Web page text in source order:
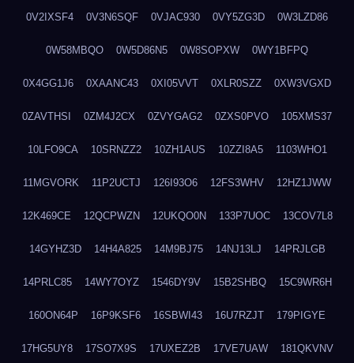
0V2IXSF4 0V3N6SQF 0VJAC930 0VY5ZG3D 0W3LZD86
0W58MBQO 0W5D86N5 0W8SOPXW 0WY1BFPQ
0X4GG1J6 0XAANC43 0XI05VVT 0XLR0SZZ 0XW3VGXD
0ZAVTHSI 0ZM4J2CX 0ZVYGAG2 0ZXS0PVO 105XMS37
10LFO9CA 10SRNZZ2 10ZH1AUS 10ZZI8A5 1103WHO1
11MGVORK 11P2UCTJ 126I93O6 12FS3WHV 12HZ1JWW
12K469CE 12QCPWZN 12UKQO0N 133P7UOC 13COV7L8
14GYHZ3D 14H4A825 14M9BJ75 14NJ13LJ 14PRJLGB
14PRLC85 14WY7OYZ 1546DY9V 15B2SHBQ 15C9WR6H
160ON64P 16P9KSF6 16SBWI43 16U7RZJT 179PIGYE
17HG5UY8 17SO7X9S 17UXEZ2B 17VE7UAW 181QKVNV